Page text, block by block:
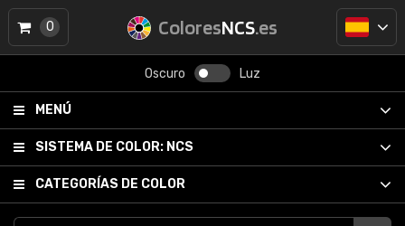
ColoresNCS.es
Oscuro Luz
MENÚ
SISTEMA DE COLOR: NCS
CATEGORÍAS DE COLOR
0